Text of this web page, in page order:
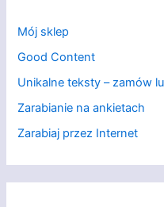
Mój sklep
Good Content
Unikalne teksty – zamów
Zarabianie na ankietach
Zarabiaj przez Internet